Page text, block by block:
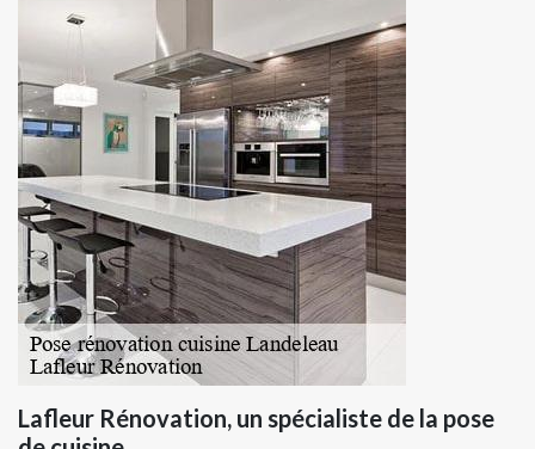
Lafleur Rénovation, un spécialiste de la pose